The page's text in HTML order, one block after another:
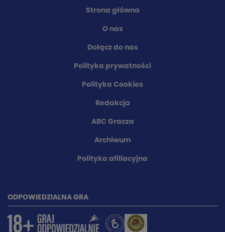
Strona główna
O nas
Dołącz do nas
Polityka prywatności
Polityka Cookies
Redakcja
ABC Gracza
Archiwum
Polityka afiliacyjna
ODPOWIEDZIALNA GRA